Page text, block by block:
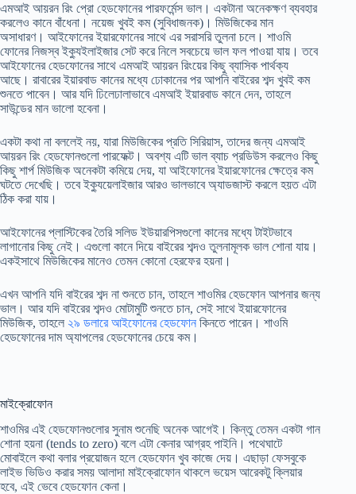
এমআই আয়রন রিং প্রো হেডফোনের পারফর্মেন্স ভাল। একটানা অনেকক্ষণ ব্যবহার
করলেও কানে বাঁধেনা। নয়েজ খুবই কম (সুবিধাজনক)। মিউজিকের মান
অসাধারণ। আইফোনের ইয়ারফোনের সাথে এর সরাসরি তুলনা চলে। শাওমি
ফোনের নিজস্ব ইক্যুইলাইজার সেট করে নিলে সবচেয়ে ভাল ফল পাওয়া যায়। তবে
আইফোনের হেডফোনের সাথে এমআই আয়রন রিংয়ের কিছু ব্যাসিক পার্থক্য
আছে। রাবারের ইয়ারবাড কানের মধ্যে ঢোকানের পর আপনি বাইরের শব্দ খুবই কম
শুনতে পাবেন। আর যদি ঢিলেঢালাভাবে এমআই ইয়ারবাড কানে দেন, তাহলে
সাউন্ডের মান ভালো হবেনা।
একটা কথা না বললেই নয়, যারা মিউজিকের প্রতি সিরিয়াস, তাদের জন্য এমআই
আয়রন রিং হেডফোনগুলো পারফেক্ট। অবশ্য এটি ভাল ব্যাচ প্রডিউস করলেও কিছু
কিছু শার্প মিউজিক অনেকটা কমিয়ে দেয়, যা আইফোনের ইয়ারফোনের ক্ষেত্রে কম
ঘটতে দেখেছি। তবে ইক্যুয়েলাইজার আরও ভালভাবে অ্যাডজাস্ট করলে হয়ত এটা
ঠিক করা যায়।
আইফোনের প্লাস্টিকের তৈরি সলিড ইউয়ারপিসগুলো কানের মধ্যে টাইটভাবে
লাগানোর কিছু নেই। এগুলো কানে দিয়ে বাইরের শব্দও তুলনামূলক ভাল শোনা যায়।
একইসাথে মিউজিকের মানেও তেমন কোনো হেরফের হয়না।
এখন আপনি যদি বাইরের শব্দ না শুনতে চান, তাহলে শাওমির হেডফোন আপনার জন্য
ভাল। আর যদি বাইরের শব্দও মোটামুটি শুনতে চান, সেই সাথে ইয়ারফোনের
মিউজিক, তাহলে ২৯ ডলারে আইফোনের হেডফোন কিনতে পারেন। শাওমি
হেডফোনের দাম অ্যাপলের হেডফোনের চেয়ে কম।
মাইক্রোফোন
শাওমির এই হেডফোনগুলোর সুনাম শুনেছি অনেক আগেই। কিন্তু তেমন একটা গান
শোনা হয়না (tends to zero) বলে এটা কেনার আগ্রহ পাইনি। পথেঘাটে
মোবাইলে কথা বলার প্রয়োজন হলে হেডফোন খুব কাজে দেয়। এছাড়া ফেসবুকে
লাইভ ভিডিও করার সময় আলাদা মাইক্রোফোন থাকলে ভয়েস আরেকটু ক্লিয়ার
হবে, এই ভেবে হেডফোন কেনা।